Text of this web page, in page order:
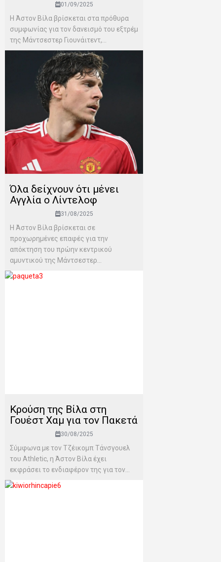
01/09/2025
Η Άστον Βίλα βρίσκεται στα πρόθυρα
συμφωνίας για τον δανεισμό του εξτρέμ
της Μάντσεστερ Γιουνάιτεντ,...
Όλα δείχνουν ότι μένει
Αγγλία ο Λίντελοφ
31/08/2025
Η Άστον Βίλα βρίσκεται σε
προχωρημένες επαφές για την
απόκτηση του πρώην κεντρικού
αμυντικού της Μάντσεστερ...
Κρούση της Βίλα στη
Γουέστ Χαμ για τον Πακετά
30/08/2025
Σύμφωνα με τον Τζέικομπ Τάνσγουελ
του Αthletic, η Άστον Βίλα έχει
εκφράσει το ενδιαφέρον της για τον...